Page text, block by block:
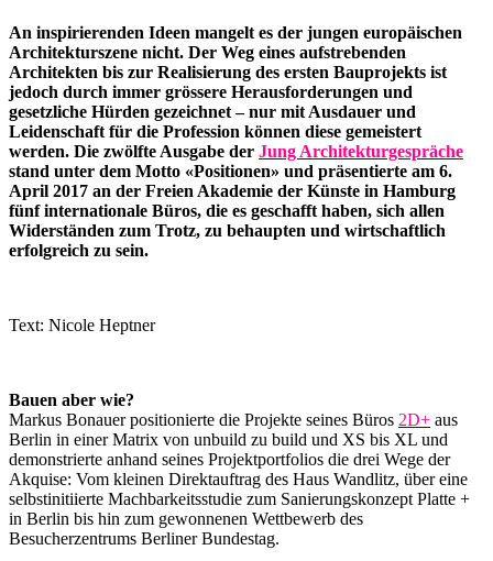
An inspirierenden Ideen mangelt es der jungen europäischen
Architekturszene nicht. Der Weg eines aufstrebenden
Architekten bis zur Realisierung des ersten Bauprojekts ist
jedoch durch immer grössere Herausforderungen und
gesetzliche Hürden gezeichnet – nur mit Ausdauer und
Leidenschaft für die Profession können diese gemeistert
werden. Die zwölfte Ausgabe der Jung Architekturgespräche
stand unter dem Motto «Positionen» und präsentierte am 6.
April 2017 an der Freien Akademie der Künste in Hamburg
fünf internationale Büros, die es geschafft haben, sich allen
Widerständen zum Trotz, zu behaupten und wirtschaftlich
erfolgreich zu sein.
Text: Nicole Heptner
Bauen aber wie?
Markus Bonauer positionierte die Projekte seines Büros 2D+ aus
Berlin in einer Matrix von unbuild zu build und XS bis XL und
demonstrierte anhand seines Projektportfolios die drei Wege der
Akquise: Vom kleinen Direktauftrag des Haus Wandlitz, über eine
selbstinitiierte Machbarkeitsstudie zum Sanierungskonzept Platte +
in Berlin bis hin zum gewonnenen Wettbewerb des
Besucherzentrums Berliner Bundestag.